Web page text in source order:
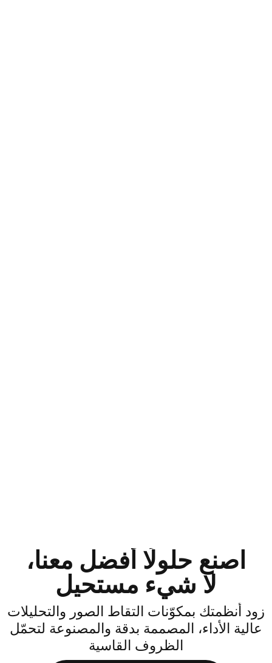
اصنع حلولًا أفضل معنا،
لا شيء مستحيل
أنظمتك بمكوّنات التقاط الصور والتحليلات
الأداء، المصممة بدقة والمصنوعة لتحمّل
الظروف القاسية